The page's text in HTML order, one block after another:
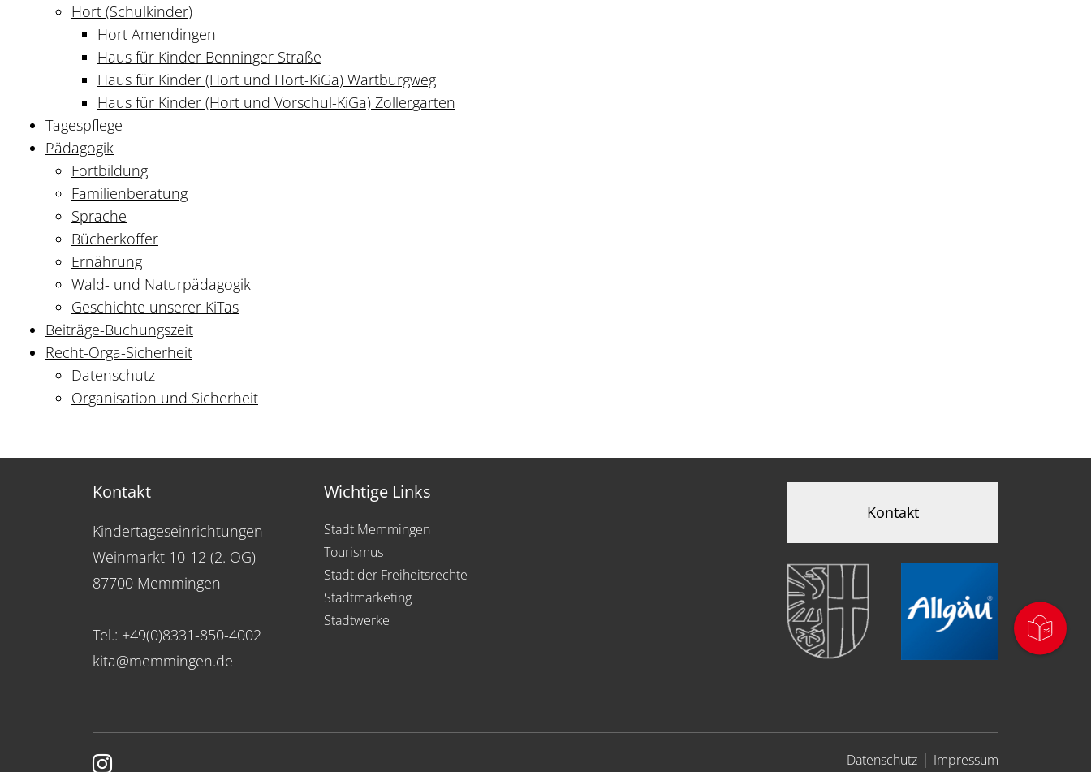
Hort (Schulkinder)
Hort Amendingen
Haus für Kinder Benninger Straße
Haus für Kinder (Hort und Hort-KiGa) Wartburgweg
Haus für Kinder (Hort und Vorschul-KiGa) Zollergarten
Tagespflege
Pädagogik
Fortbildung
Familienberatung
Sprache
Bücherkoffer
Ernährung
Wald- und Naturpädagogik
Geschichte unserer KiTas
Beiträge-Buchungszeit
Recht-Orga-Sicherheit
Datenschutz
Organisation und Sicherheit
Kontakt
Kindertageseinrichtungen
Weinmarkt 10-12 (2. OG)
87700 Memmingen
Tel.: +49(0)8331-850-4002
kita@memmingen.de
Wichtige Links
Stadt Memmingen
Tourismus
Stadt der Freiheitsrechte
Stadtmarketing
Stadtwerke
Kontakt
Datenschutz | Impressum